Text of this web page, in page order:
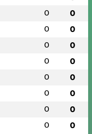
0 0
0 0
0 0
0 0
0 0
0 0
0 0
0 0